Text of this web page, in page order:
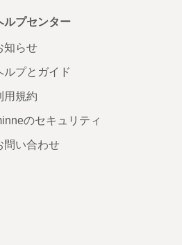
ルプセンター
知らせ
ルプとガイド
用規約
のセキュリティ
問い合わせ